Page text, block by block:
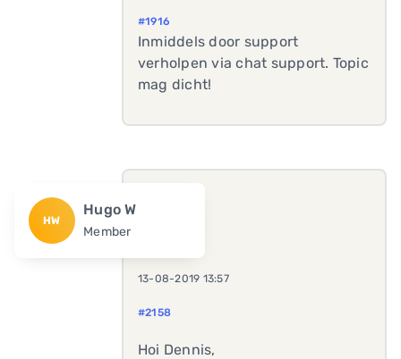
#1916
Inmiddels door support
verholpen via chat support. Topic
mag dicht!
HW
Hugo W
Member
13-08-2019 13:57
#2158
Hoi Dennis,